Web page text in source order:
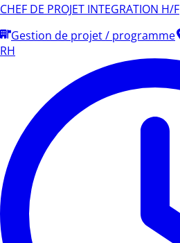
CHEF DE PROJET INTEGRATION H/F
Gestion de projet / programme
RH